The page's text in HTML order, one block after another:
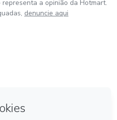
a opinião da Hotmart.
denuncie aqui